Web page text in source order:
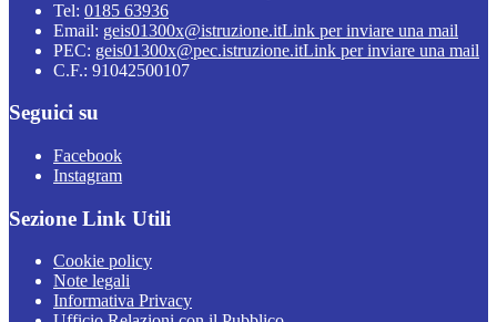
Tel: 0185 63936
Email: geis01300x@istruzione.itLink per inviare una mail
PEC: geis01300x@pec.istruzione.itLink per inviare una mail
C.F.: 91042500107
Seguici su
Facebook
Instagram
Sezione Link Utili
Cookie policy
Note legali
Informativa Privacy